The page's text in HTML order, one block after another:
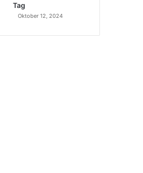
Tag
Oktober 12, 2024